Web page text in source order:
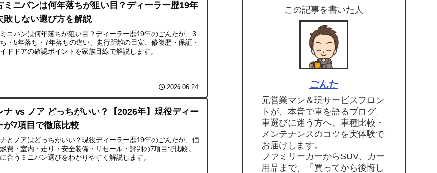
ミニバンは何年落ちが狙い目？ディーラー歴19年
敗しない選び方を解説
ニバンは何年落ちが狙い目？ディーラー歴19年のごんたが、3
・5年落ち・7年落ちの違い、走行距離の目安、修復歴・保証・
ドドアの確認ポイントを家族目線で解説します。
2026.06.24
ナ vs ノア どっちがいい？【2026年】現役ディー
が7項目で徹底比較
とノアはどっちがいい？現役ディーラー歴19年のごんたが、価
費・室内・走り・安全装備・リセール・評判の7項目で比較。
合うミニバン選びをわかりやすく解説します。
この記事を書いた人
ごんた
元営業マン＆現サービスフロン
トが、本音で車を語るブログ。
車選びに迷う方へ、車種比較・
メンテナンスのコツを実体験で
お届けします。
ファミリーカーからSUV、カー
用品まで、「買ってから後悔し